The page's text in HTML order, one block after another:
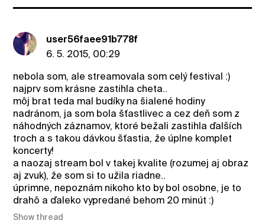
user56faee91b778f
6. 5. 2015, 00:29
nebola som, ale streamovala som celý festival :)
najprv som krásne zastihla cheta..
môj brat teda mal budíky na šialené hodiny
nadránom, ja som bola šťastlivec a cez deň som z
náhodných záznamov, ktoré bežali zastihla ďalších
troch a s takou dávkou šťastia, že úplne komplet
koncerty!
a naozaj stream bol v takej kvalite (rozumej aj obraz
aj zvuk), že som si to užila riadne..
úprimne, nepoznám nikoho kto by bol osobne, je to
drahô a ďaleko vypredané behom 20 minút :)
Show thread